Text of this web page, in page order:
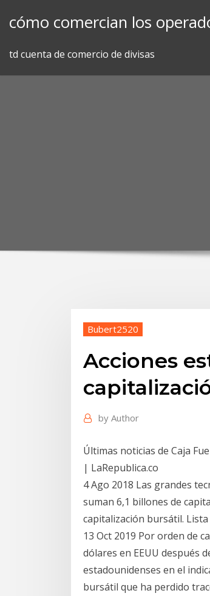
cómo comercian los
td cuenta de comercio de divisas
Bubert2520
Acciones
by Author
Últimas noticias de Caja
| LaRepublica.co
4 Ago 2018 Las grandes
suman 6,1 billones de
capitalización bursátil.
13 Oct 2019 Por orden de
dólares en EEUU después
estadounidenses en el
bursátil que ha perdido